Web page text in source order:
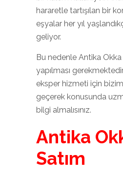
hararetle tartışılan bir
eşyalar her yıl
geliyor.
Bu nedenle Antika
yapılması
eksper hizmeti için
geçerek konusunda
bilgi almalısınız.
Antika
Satım